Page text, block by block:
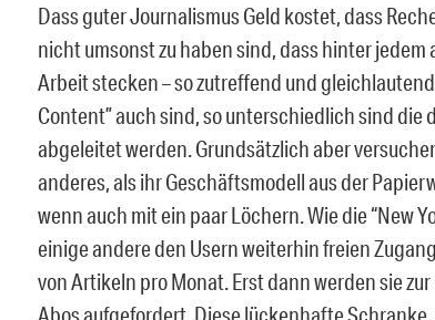
Dass guter Journalismus Geld kostet, dass
nicht umsonst zu haben sind, dass hinter
Arbeit stecken – so zutreffend und
Content” auch sind, so unterschiedlich sind die
abgeleitet werden. Grundsätzlich aber
anderes, als ihr Geschäftsmodell aus der
wenn auch mit ein paar Löchern. Wie die “New
einige andere den Usern weiterhin freien
von Artikeln pro Monat. Erst dann werden sie
Abos aufgefordert. Diese lückenhafte Schranke,